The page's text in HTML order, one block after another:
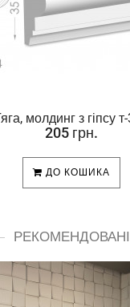
молдинг з гіпсу
205 грн.
ДО КОШИКА
РЕКОМЕНДОВАНІ